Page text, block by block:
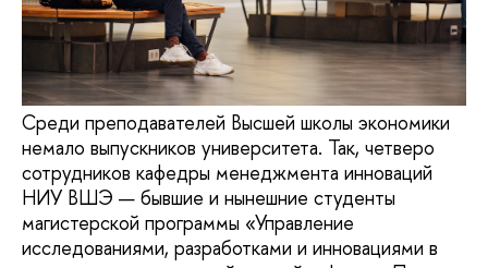
Среди преподавателей Высшей школы экономики
немало выпускников университета. Так, четверо
сотрудников кафедры менеджмента инноваций
НИУ ВШЭ — бывшие и нынешние студенты
магистерской программы «Управление
исследованиями, разработками и инновациями в